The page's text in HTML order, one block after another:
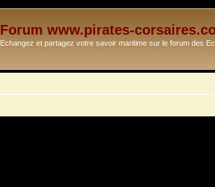
Forum www.pirates-
Echangez et partagez votre savoir maritime sur le forum des